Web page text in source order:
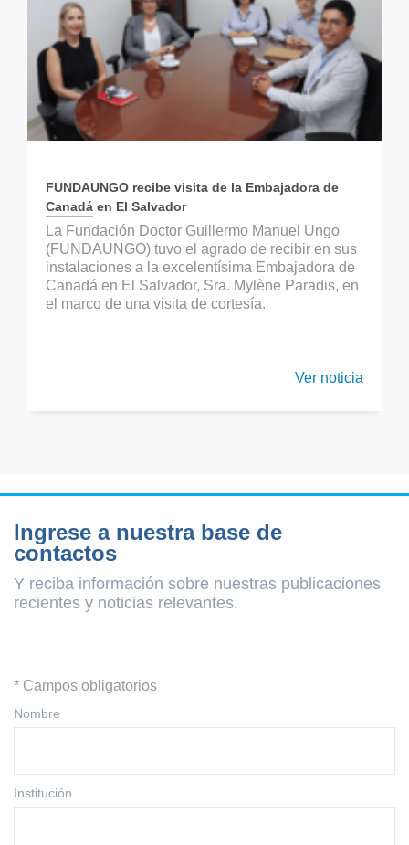
FUNDAUNGO recibe visita de la Embajadora de
Canadá en El Salvador
La Fundación Doctor Guillermo Manuel Ungo
(FUNDAUNGO) tuvo el agrado de recibir en sus
instalaciones a la excelentísima Embajadora de
Canadá en El Salvador, Sra. Mylène Paradis, en
el marco de una visita de cortesía.
Ver noticia
Ingrese a nuestra base de
contactos
Y reciba información sobre nuestras publicaciones
recientes y noticias relevantes.
* Campos obligatorios
Nombre
Institución